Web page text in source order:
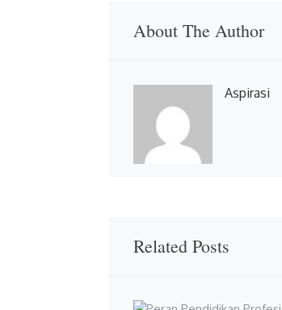
About The Author
Aspirasi
Related Posts